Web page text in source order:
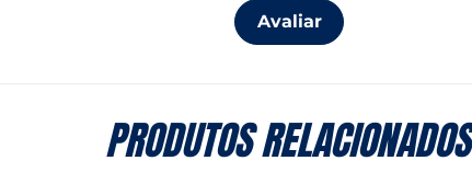
Avaliar
PRODUTOS RELACIONADOS